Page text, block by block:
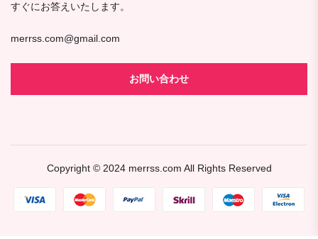
すぐにお答えいたします。
merrss.com@gmail.com
お問い合わせ
Copyright © 2024 merrss.com All Rights Reserved